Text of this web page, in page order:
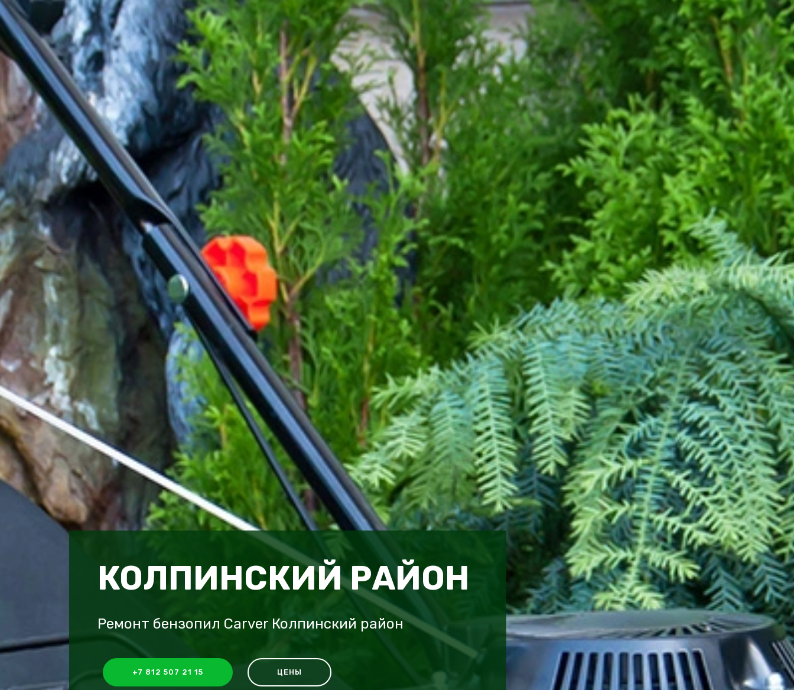
КОЛПИНСКИЙ РАЙОН
Ремонт бензопил Carver Колпинский район
+7 812 507 21 15 ЦЕНЫ